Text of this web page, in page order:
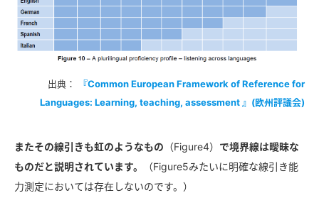
出典：
『Common European Framework of Reference for
Languages: Learning, teaching, assessment 』(欧州評議会)
またその線引きも虹のようなもの （Figure4） で境界線は曖昧な
ものだと説明されています。
（Figure5みたいに明確な線引き能
力測定においては存在しないのです。）